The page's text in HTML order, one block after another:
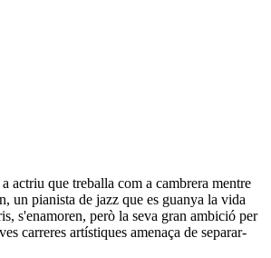
actriu que treballa com a cambrera mentre
un pianista de jazz que es guanya la vida
s'enamoren, però la seva gran ambició per
carreres artístiques amenaça de separar-